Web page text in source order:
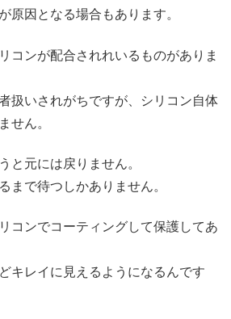
原因となる場合もあります。
コンが配合されれいるものがありま
扱いされがちですが、シリコン自体
せん。
と元には戻りません。
まで待つしかありません。
コンでコーティングして保護してあ
キレイに見えるようになるんです